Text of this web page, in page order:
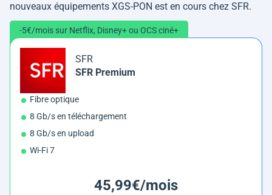
nouveaux équipements XGS-PON est en cours chez SFR.
-5€/mois sur Netflix, Disney+ ou OCS ciné+
SFR
SFR Premium
Fibre optique
8 Gb/s en téléchargement
8 Gb/s en upload
Wi-Fi 7
45,99€/mois